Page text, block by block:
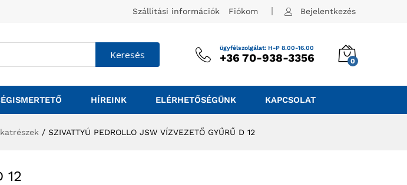
Szállítási információk Fiókom Bejelentkezés
Keresés
ügyfélszolgálat: H-P 8.00-16.00
+36 70-938-3356 0
HÍREINK ELÉRHETŐSÉGÜNK KAPCSOLAT
/ SZIVATTYÚ PEDROLLO JSW VÍZVEZETŐ GYŰRŰ D 12
12